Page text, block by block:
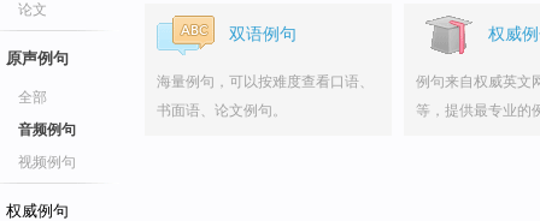
论文
原声例句
全部
音频例句
视频例句
权威例句
双语例句
海量例句，可以按难度查看口语、
书面语、论文例句。
权威
例句来自权威英文
等，提供最专业的